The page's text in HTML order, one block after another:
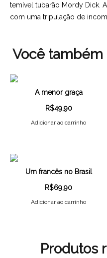
temível tubarão Mordy Dick.
com uma tripulação de
Você também
A menor graça
R$49,90
Adicionar ao carrinho
Um francês no Brasil
R$69,90
Adicionar ao carrinho
Produtos